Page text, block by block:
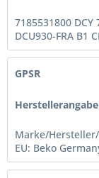
7185531800 DCY
DCU930-FRA B1
GPSR
Marke/
EU: Beko